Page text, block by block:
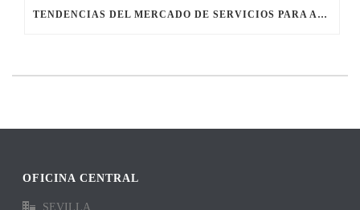
TENDENCIAS DEL MERCADO DE SERVICIOS PARA ANIMALES DE COMPAÑÍA
OFICINA CENTRAL
SEVILLA